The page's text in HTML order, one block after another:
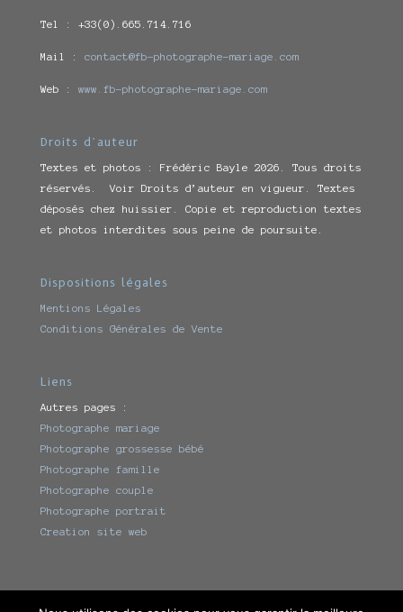
Tel : +33(0).665.714.716
Mail : contact@fb-photographe-mariage.com
Web : www.fb-photographe-mariage.com
Droits d’auteur
Textes et photos : Frédéric Bayle 2026. Tous droits
réservés. Voir Droits d’auteur en vigueur. Textes
déposés chez huissier. Copie et reproduction textes
et photos interdites sous peine de poursuite.
Dispositions légales
Mentions Légales
Conditions Générales de Vente
Liens
Autres pages :
Photographe mariage
Photographe grossesse bébé
Photographe famille
Photographe couple
Photographe portrait
Creation site web